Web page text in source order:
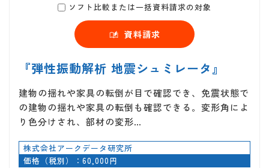
ソフト比較または一括資料請求の対象
資料請求
『弾性振動解析 地震シュミレータ』
建物の揺れや家具の転倒が目で確認でき、免震状態で
の建物の揺れや家具の転倒も確認できる。変形角によ
り色分けされ、部材の変形…
株式会社アークデータ研究所
価格（税別）：60,000円